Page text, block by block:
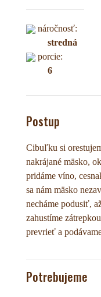
náročnosť:
stredná
porcie:
6
Postup
Cibuľku si
nakrájané mäsko,
pridáme víno,
sa nám mäsko
necháme podusiť,
zahustíme
prevrieť a
Potrebujeme